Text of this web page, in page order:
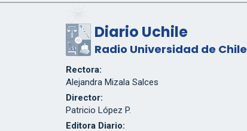
Diario Uchile
Radio Universidad de Chile
Rectora:
Alejandra Mizala Salces
Director:
Patricio López P.
Editora Diario: